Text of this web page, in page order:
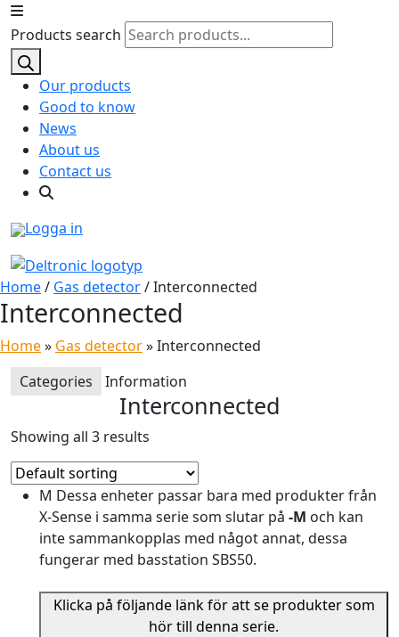
Products search
Our products
Good to know
News
About us
Contact us
Logga in
Home/ Gas detector/ Interconnected
Interconnected
Home» Gas detector»Interconnected
Categories
Information
Interconnected
Showing all 3 results
M Dessa enheter passar bara med produkter från
X-Sense i samma serie som slutar på -M och kan
inte sammankopplas med något annat, dessa
fungerar med basstation SBS50.
Klicka på följande länk för att se produkter som
hör till denna serie.